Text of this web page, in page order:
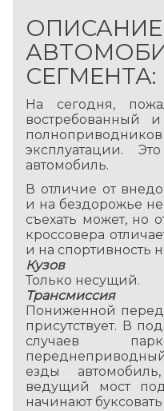
ОПИСАНИЕ
СЕГМЕНТА:
На сегодня,
востребованный
эксплуатации.
автомобиль.
В отличие от
и на бездорожье не
съехать может, но
кроссовера
и на спортивность
Кузов
Только несущий.
Трансмиссия
Пониженной
присутствует. В
случаев
езды
ведущий мост
начинают